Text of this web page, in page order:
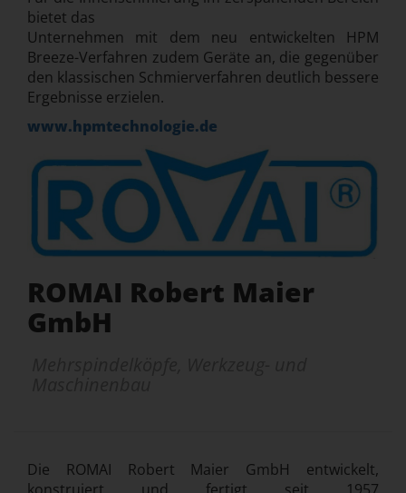
bietet das
Unternehmen mit dem neu entwickelten HPM
Breeze-Verfahren zudem Geräte an, die gegenüber
den klassischen Schmierverfahren deutlich bessere
Ergebnisse erzielen.
www.hpmtechnologie.de
ROMAI Robert Maier
GmbH
Die ROMAI Robert Maier GmbH entwickelt,